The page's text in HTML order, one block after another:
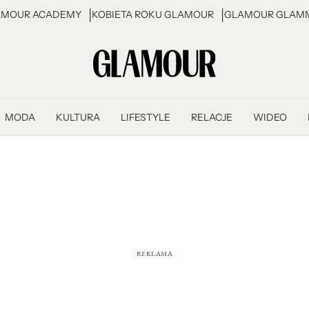
ACADEMY KOBIETA ROKU GLAMOUR GLAMOUR
MODA KULTURA LIFESTYLE RELACJE WIDEO